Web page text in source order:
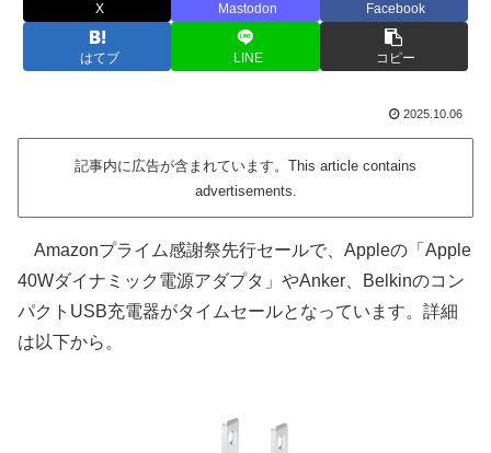
X Mastodon Facebook
はてブ LINE コピー
2025.10.06
記事内に広告が含まれています。This article contains
advertisements.
Amazonプライム感謝祭先行セールで、Appleの「Apple
40Wダイナミック電源アダプタ」やAnker、Belkinのコン
パクトUSB充電器がタイムセールとなっています。詳細
は以下から。